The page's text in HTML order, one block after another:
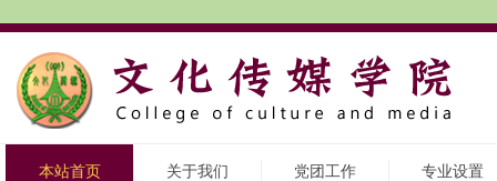
本站首页 关于我们 党团工作 专业设置